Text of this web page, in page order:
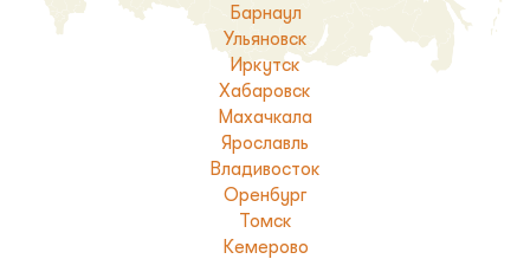
Барнаул
Ульяновск
Иркутск
Хабаровск
Махачкала
Ярославль
Владивосток
Оренбург
Томск
Кемерово